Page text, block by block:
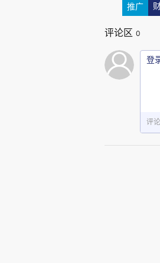
2月23 日
图1：
2，
剂量可缓
冻症）、
治疗提供
人
具使用、
推广
评论区 0
登
评